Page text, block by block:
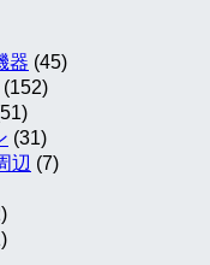
器 (45)
(152)
(31)
辺 (7)